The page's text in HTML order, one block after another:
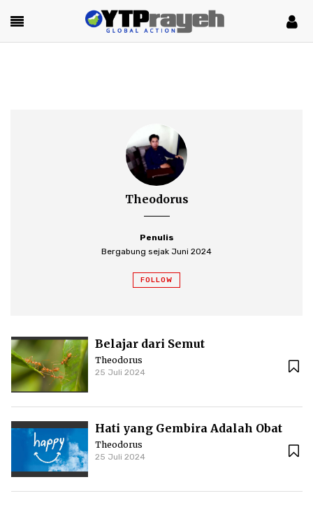
Theodorus
Penulis
Bergabung sejak Juni 2024
FOLLOW
Belajar dari Semut
Theodorus
25 Juli 2024
Hati yang Gembira Adalah Obat
Theodorus
25 Juli 2024